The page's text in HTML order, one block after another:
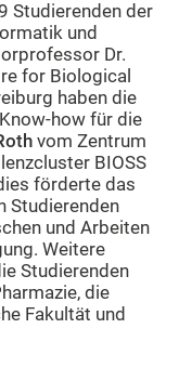
Studierenden der
und
Dr.
for Biological
haben die
how für die
vom Zentrum
BIOSS
förderte das
Studierenden
und Arbeiten
Weitere
Studierenden
die
Fakultät und